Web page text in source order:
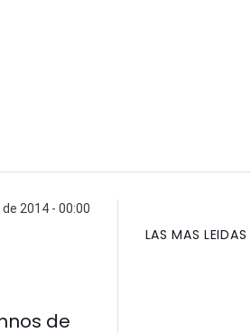
2014 - 00:00
de
LAS MAS LEIDAS